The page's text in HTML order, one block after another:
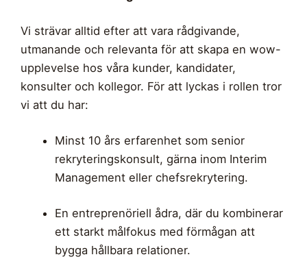
Vi strävar alltid efter att vara rådgivande,
utmanande och relevanta för att skapa en wow-
upplevelse hos våra kunder, kandidater,
konsulter och kollegor. För att lyckas i rollen tror
vi att du har:
Minst 10 års erfarenhet som senior
rekryteringskonsult, gärna inom Interim
Management eller chefsrekrytering.
En entreprenöriell ådra, där du kombinerar
ett starkt målfokus med förmågan att
bygga hållbara relationer.